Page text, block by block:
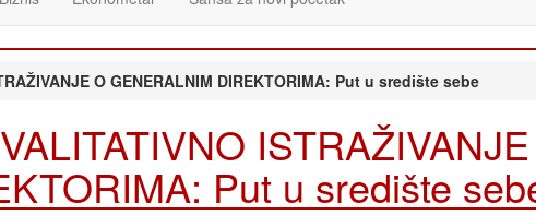
O GENERALNIM DIREKTORIMA: Put u središte sebe
Put u središte